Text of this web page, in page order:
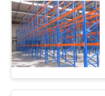
US
REQUEST
A QUOTE
long
ligne